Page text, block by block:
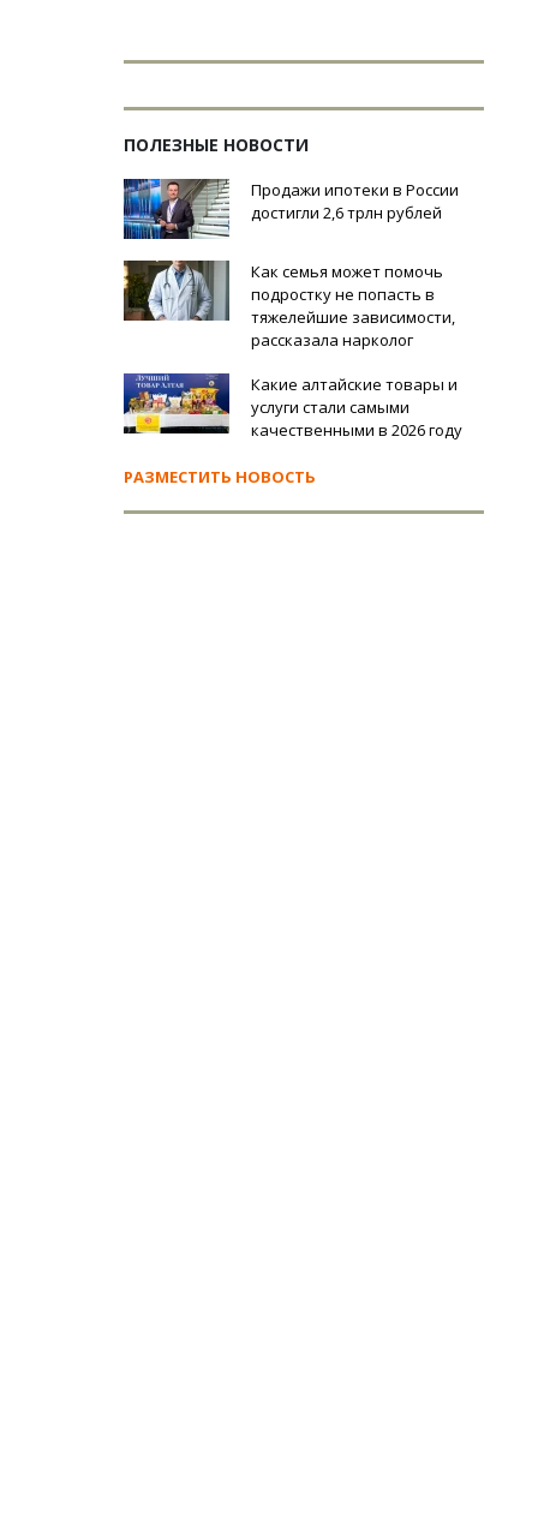
ПОЛЕЗНЫЕ НОВОСТИ
Продажи ипотеки в России
достигли 2,6 трлн рублей
Как семья может помочь
подростку не попасть в
тяжелейшие зависимости,
рассказала нарколог
Какие алтайские товары и
услуги стали самыми
качественными в 2026 году
РАЗМЕСТИТЬ НОВОСТЬ